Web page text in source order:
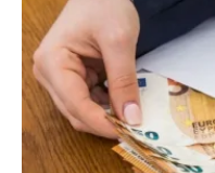
SEP
09
SEP
16